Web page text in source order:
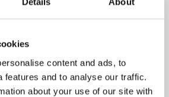
content and ads, to
features and to analyse our traffic.
about your use of our site with
et-bolden vil kunne se ændring
(hvis spilleren har valgt at
dagen før teetiden.
er noget vi kommer til at finde
men vi indfører denne mulighed